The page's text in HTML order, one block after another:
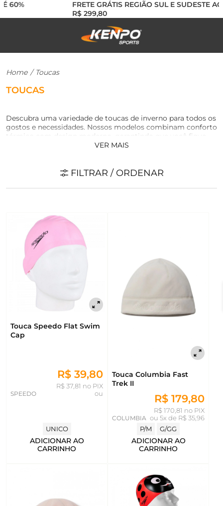
FRETE GRÁTIS REGIÃO SUL E SUDESTE
R$ 299,80
Home / Toucas
TOUCAS
Descubra uma variedade de toucas de inverno para todos os
gostos e necessidades. Nossos modelos combinam conforto
térmico com design moderno, garantindo que você fique
aquecido sem perder o estilo. Explore nossa coleção e
VER MAIS
FILTRAR / ORDENAR
Touca Speedo Flat Swim
Cap
R$ 39,80
R$ 37,81 no PIX
ou
SPEEDO
UNICO
ADICIONAR AO
CARRINHO
Touca Columbia Fast
Trek II
R$ 179,80
R$ 170,81 no PIX
ou 5x de R$ 35,96
COLUMBIA
P/M
G/GG
ADICIONAR AO
CARRINHO